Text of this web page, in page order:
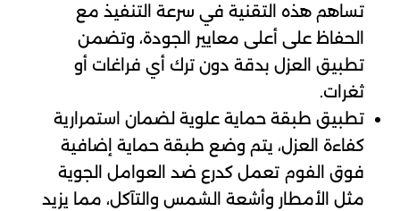
تساهم هذه التقنية في سرعة التنفيذ مع
الحفاظ على أعلى معايير الجودة، وتضمن
تطبيق العزل بدقة دون ترك أي فراغات أو
ثغرات.
تطبيق طبقة حماية علوية لضمان استمرارية
كفاءة العزل، يتم وضع طبقة حماية إضافية
فوق الفوم تعمل كدرع ضد العوامل الجوية
مثل الأمطار وأشعة الشمس والتآكل، مما يزيد